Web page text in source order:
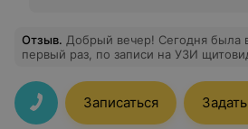
Отзыв. Добрый вечер! Сегодня была
первый раз, по записи на УЗИ
персонала на ресепшене, даже по
приятно с вами общаться, все
перезвонили подтвердить запись.
Записаться